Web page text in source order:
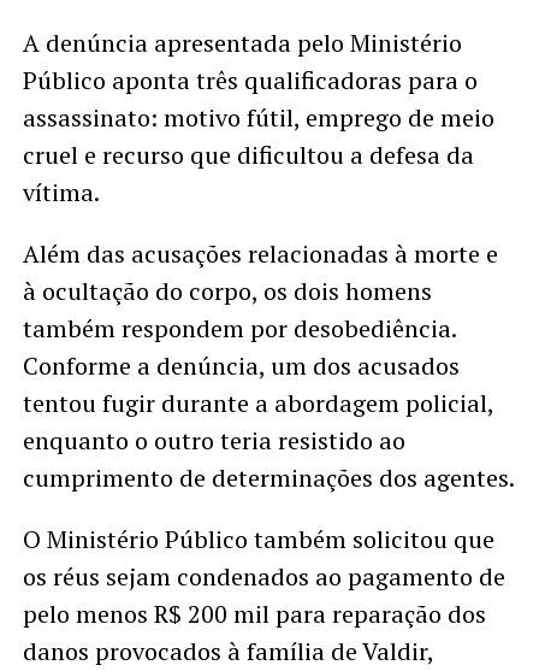
A denúncia apresentada pelo Ministério
Público aponta três qualificadoras para o
assassinato: motivo fútil, emprego de meio
cruel e recurso que dificultou a defesa da
vítima.
Além das acusações relacionadas à morte e
à ocultação do corpo, os dois homens
também respondem por desobediência.
Conforme a denúncia, um dos acusados
tentou fugir durante a abordagem policial,
enquanto o outro teria resistido ao
cumprimento de determinações dos agentes.
O Ministério Público também solicitou que
os réus sejam condenados ao pagamento de
pelo menos R$ 200 mil para reparação dos
danos provocados à família de Valdir,